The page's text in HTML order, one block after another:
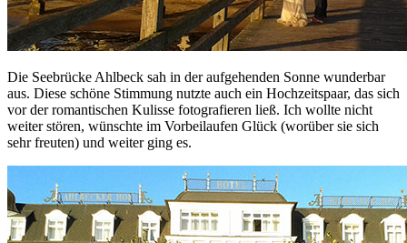
Die Seebrücke Ahlbeck sah in der aufgehenden Sonne wunderbar
aus. Diese schöne Stimmung nutzte auch ein Hochzeitspaar, das sich
vor der romantischen Kulisse fotografieren ließ. Ich wollte nicht
weiter stören, wünschte im Vorbeilaufen Glück (worüber sie sich
sehr freuten) und weiter ging es.